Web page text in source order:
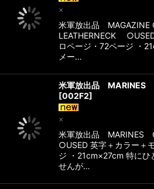
×
米軍放出品 MAGAZINE
LEATHERNECK
ロページ・72ページ ・
メー…
米軍放出品
[002F2]
×
米軍放出品 MARINES
○USED 英字＋カラー＋
ジ ・21cm×27cm 特にひ
せんが…